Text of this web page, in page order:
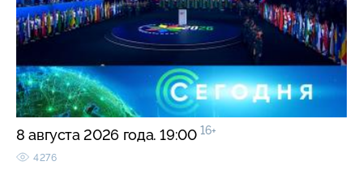
8 августа 2026 года. 19:00 16+
4276